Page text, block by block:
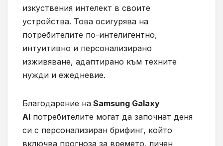
изкуствения интелект в своите
устройства. Това осигурява на
потребителите по-интелигентно,
интуитивно и персонализирано
изживяване, адаптирано към техните
нужди и ежедневие.
Благодарение на Samsung Galaxy
AI потребителите могат да започнат деня
си с персонализиран брифинг, който
включва прогноза за времето, личен